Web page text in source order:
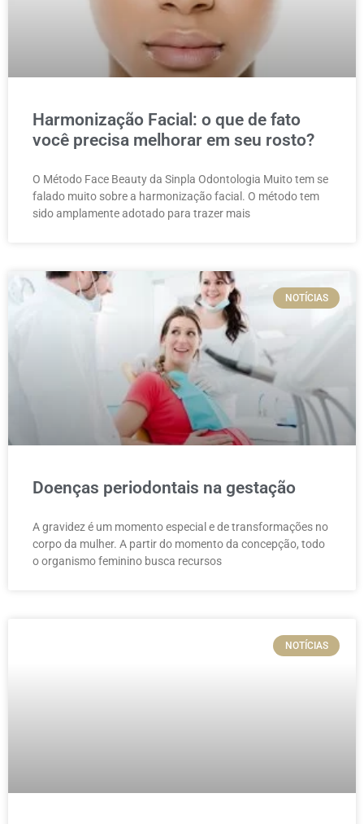
Harmonização Facial: o que de fato
você precisa melhorar em seu rosto?
O Método Face Beauty da Sinpla Odontologia Muito tem se
falado muito sobre a harmonização facial. O método tem
sido amplamente adotado para trazer mais
NOTÍCIAS
Doenças periodontais na gestação
A gravidez é um momento especial e de transformações no
corpo da mulher. A partir do momento da concepção, todo
o organismo feminino busca recursos
NOTÍCIAS